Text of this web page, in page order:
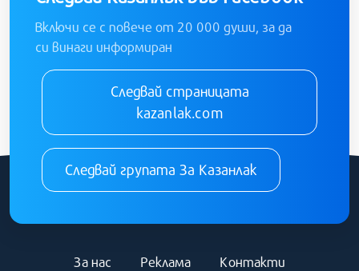
Включи се с повече от 20 000 души, за да
си винаги информиран
Следвай страницата
kazanlak.com
Следвай групата За Казанлак
За нас Реклама Контакти